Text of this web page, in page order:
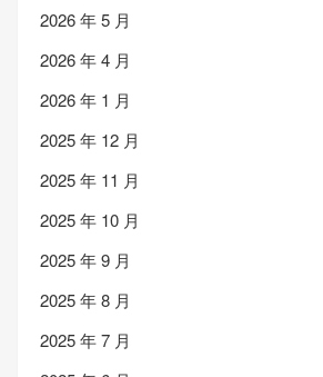
2026 年 5 月
2026 年 4 月
2026 年 1 月
2025 年 12 月
2025 年 11 月
2025 年 10 月
2025 年 9 月
2025 年 8 月
2025 年 7 月